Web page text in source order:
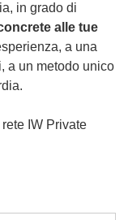
in grado di
alle tue
a una
a un metodo unico
IW Private